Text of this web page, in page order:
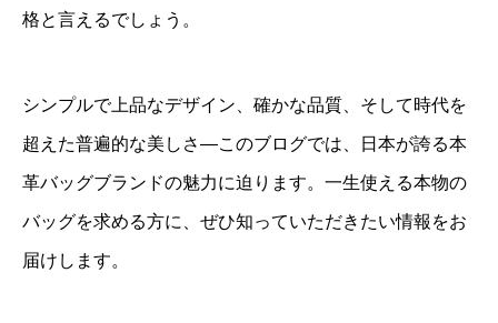
格と言えるでしょう。
シンプルで上品なデザイン、確かな品質、そして時代を
超えた普遍的な美しさ—このブログでは、日本が誇る本
革バッグブランドの魅力に迫ります。一生使える本物の
バッグを求める方に、ぜひ知っていただきたい情報をお
届けします。